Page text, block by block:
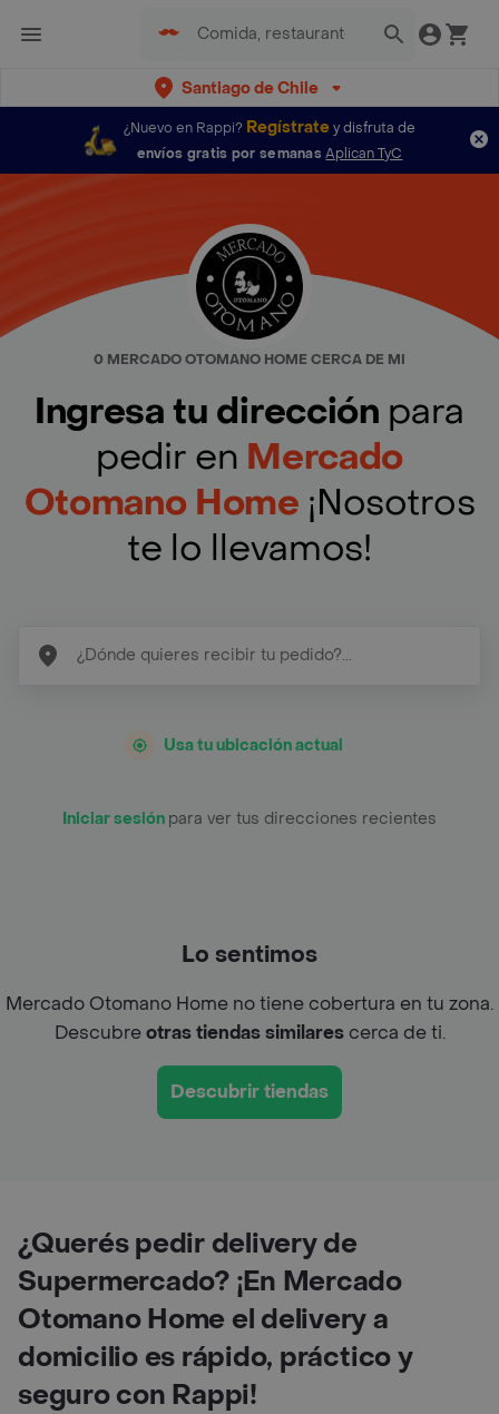
Santiago de Chile
¿Nuevo en Rappi? Regístratey disfruta de
envíos gratis por semanas Aplican TyC
0 MERCADO OTOMANO HOME CERCA DE MI
Ingresa tu dirección para
pedir en Mercado
Otomano Home ¡Nosotros
te lo llevamos!
Usa tu ubicación actual
Iniciar sesión para ver tus direcciones recientes
Lo sentimos
Mercado Otomano Home no tiene cobertura en tu zona.
Descubreotras tiendas similarescerca de ti.
Descubrir tiendas
¿Querés pedir delivery de
Supermercado? ¡En Mercado
Otomano Home el delivery a
domicilio es rápido, práctico y
seguro con Rappi!